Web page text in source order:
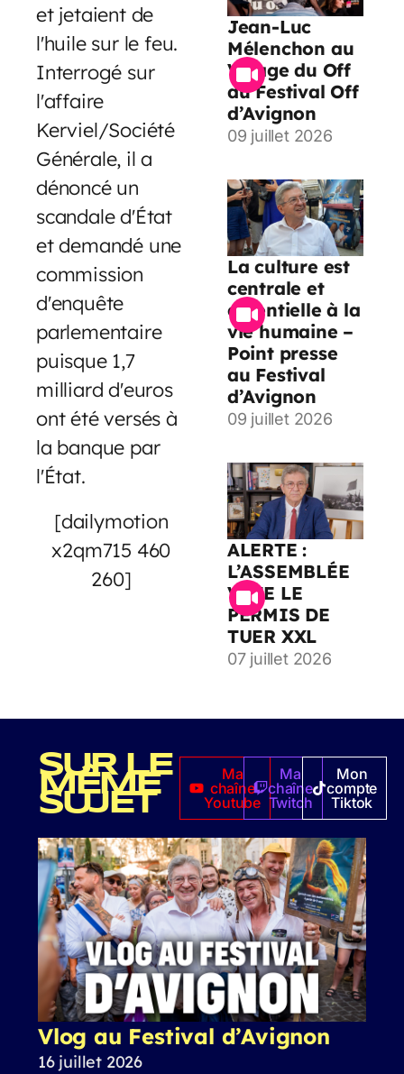
et jetaient de
l'huile sur le feu.
Interrogé sur
l'affaire
Kerviel/Société
Générale, il a
dénoncé un
scandale d'État
et demandé une
commission
d'enquête
parlementaire
puisque 1,7
milliard d'euros
ont été versés à
la banque par
l'État.
[dailymotion
x2qm715 460
260]
Jean-Luc
Mélenchon au
Village du Off
du Festival Off
d’Avignon
09 juillet 2026
La culture est
centrale et
essentielle à la
vie humaine –
Point presse
au Festival
d’Avignon
09 juillet 2026
ALERTE :
L’ASSEMBLÉE
VOTE LE
PERMIS DE
TUER XXL
07 juillet 2026
SUR LE
MÊME
SUJET
Ma
chaîne
Youtube
Ma
chaîne
Twitch
Mon
compte
Tiktok
Vlog au Festival d’Avignon
16 juillet 2026